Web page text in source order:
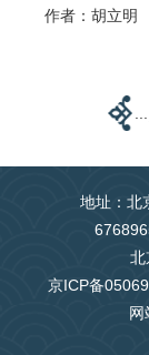
作者：胡立明
地址：
北
京ICP备
网